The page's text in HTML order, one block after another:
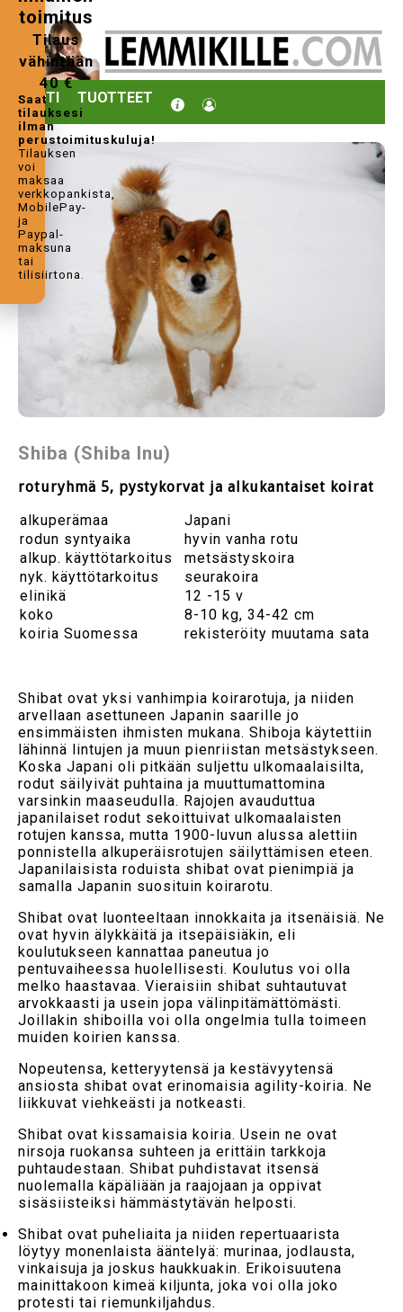
KOTI TUOTTEET
toimitus
Tilaus
vähintään
40 €
Saat
tilauksesi
ilman
perustoimituskuluja!
Tilauksen
voi
maksaa
verkkopankista,
MobilePay-
ja
Paypal-
maksuna
tai
tilisiirtona.
Shiba (Shiba Inu)
roturyhmä 5, pystykorvat ja alkukantaiset koirat
alkuperämaa
Japani
rodun syntyaika
hyvin vanha rotu
alkup. käyttötarkoitus
metsästyskoira
nyk. käyttötarkoitus
seurakoira
elinikä
12 -15 v
koko
8-10 kg, 34-42 cm
koiria Suomessa
rekisteröity muutama sata
Shibat ovat yksi vanhimpia koirarotuja, ja niiden
arvellaan asettuneen Japanin saarille jo
ensimmäisten ihmisten mukana. Shiboja käytettiin
lähinnä lintujen ja muun pienriistan metsästykseen.
Koska Japani oli pitkään suljettu ulkomaalaisilta,
rodut säilyivät puhtaina ja muuttumattomina
varsinkin maaseudulla. Rajojen avauduttua
japanilaiset rodut sekoittuivat ulkomaalaisten
rotujen kanssa, mutta 1900-luvun alussa alettiin
ponnistella alkuperäisrotujen säilyttämisen eteen.
Japanilaisista roduista shibat ovat pienimpiä ja
samalla Japanin suosituin koirarotu.
Shibat ovat luonteeltaan innokkaita ja itsenäisiä. Ne
ovat hyvin älykkäitä ja itsepäisiäkin, eli
koulutukseen kannattaa paneutua jo
pentuvaiheessa huolellisesti. Koulutus voi olla
melko haastavaa. Vieraisiin shibat suhtautuvat
arvokkaasti ja usein jopa välinpitämättömästi.
Joillakin shiboilla voi olla ongelmia tulla toimeen
muiden koirien kanssa.
Nopeutensa, ketteryytensä ja kestävyytensä
ansiosta shibat ovat erinomaisia agility-koiria. Ne
liikkuvat viehkeästi ja notkeasti.
Shibat ovat kissamaisia koiria. Usein ne ovat
nirsoja ruokansa suhteen ja erittäin tarkkoja
puhtaudestaan. Shibat puhdistavat itsensä
nuolemalla käpäliään ja raajojaan ja oppivat
sisäsiisteiksi hämmästytävän helposti.
Shibat ovat puheliaita ja niiden repertuaarista
löytyy monenlaista ääntelyä: murinaa, jodlausta,
vinkaisuja ja joskus haukkuakin. Erikoisuutena
mainittakoon kimeä kiljunta, joka voi olla joko
protesti tai riemunkiljahdus.